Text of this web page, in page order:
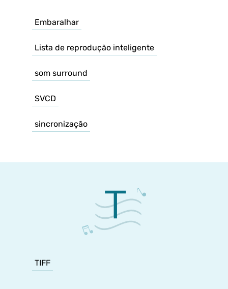
Embaralhar
Lista de reprodução inteligente
som surround
SVCD
sincronização
TIFF